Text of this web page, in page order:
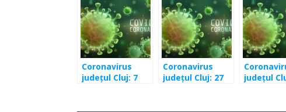
Coronavirus
județul Cluj: 7
Coronavirus
județul Cluj: 27
județul